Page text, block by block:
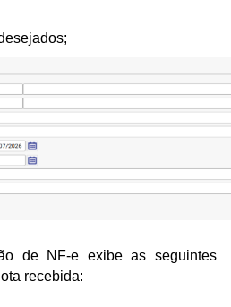
de NF-e exibe as seguintes
recebida: